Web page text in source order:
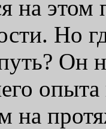
на этом
Но
Он
на